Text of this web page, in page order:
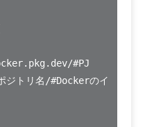
#PJ
トリ名/#Dockerのイ